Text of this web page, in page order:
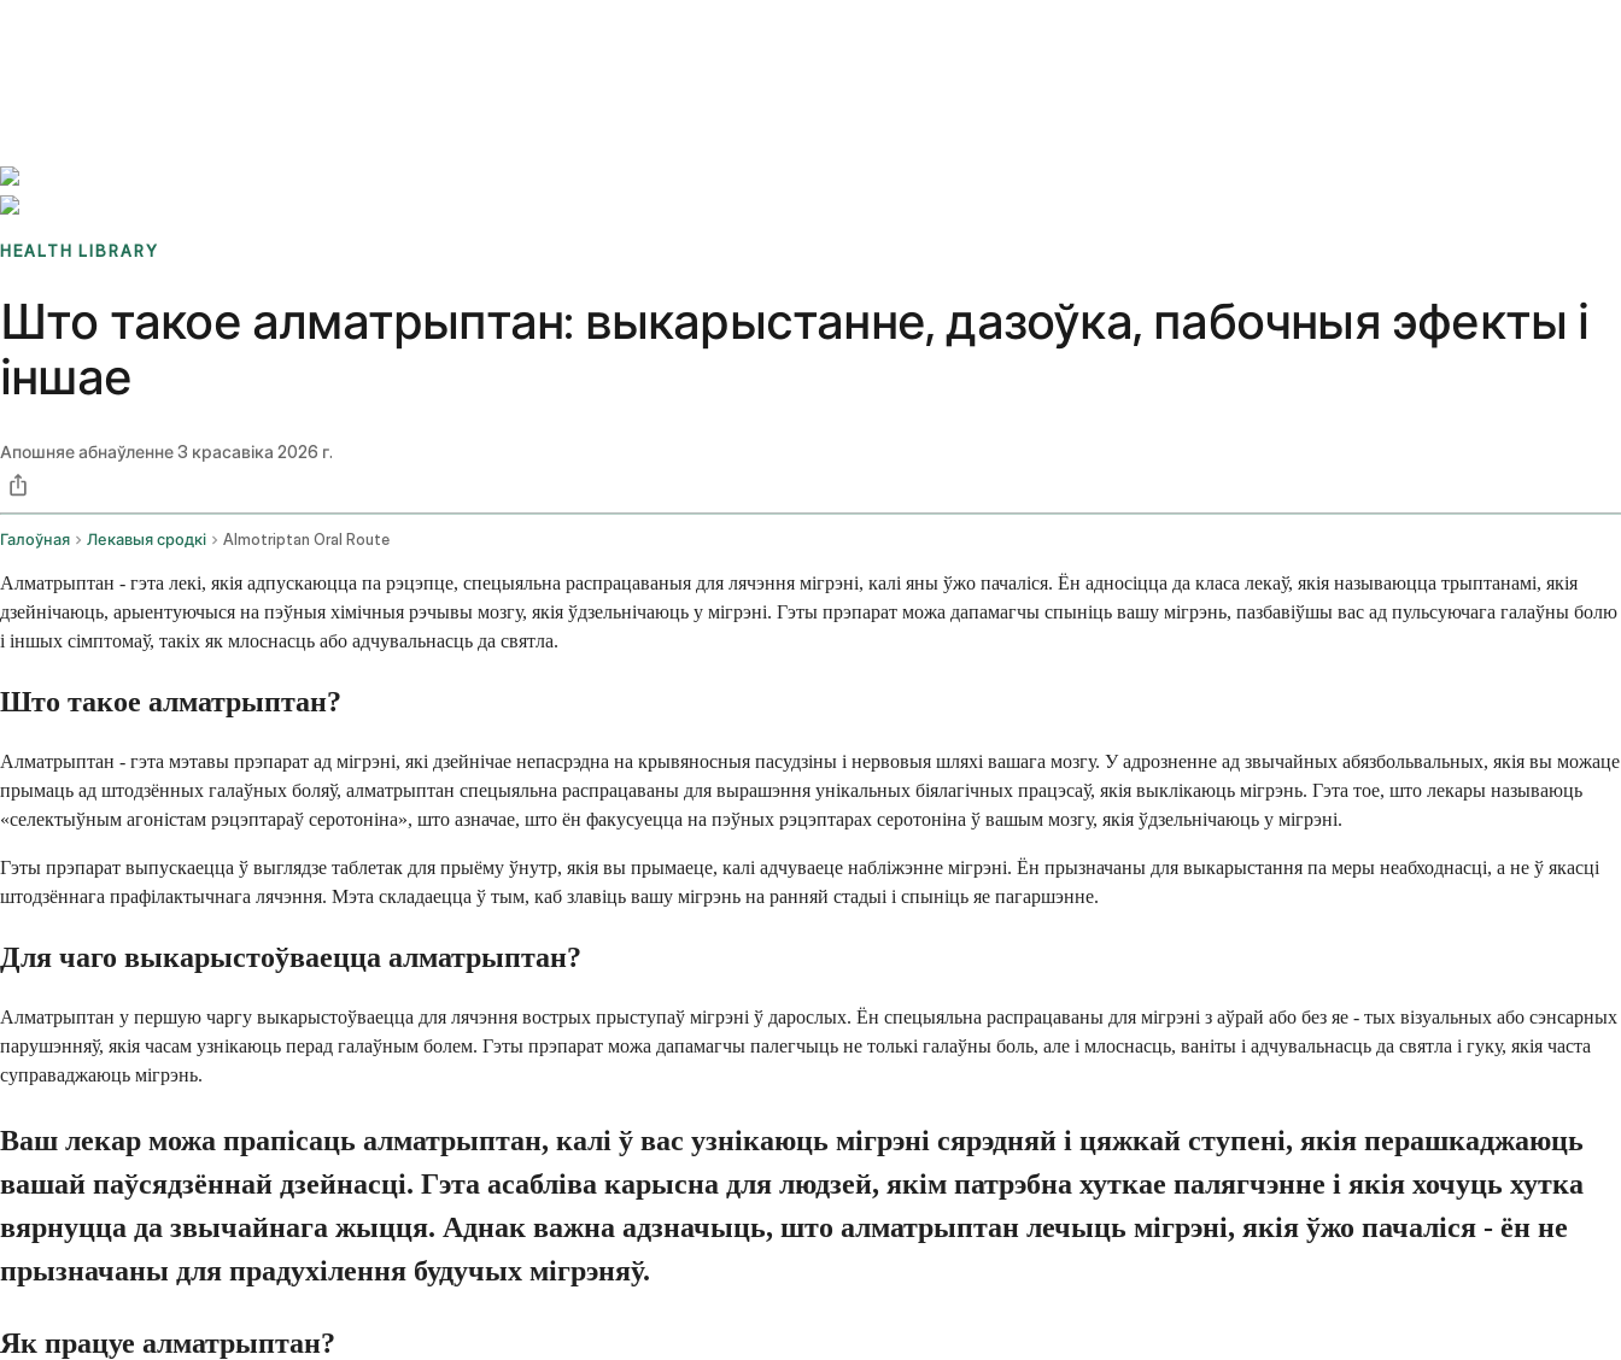
HEALTH LIBRARY
Што такое алматрыптан: выкарыстанне, дазоўка, пабочныя эфекты і
іншае
Апошняе абнаўленне3 красавіка 2026 г.
Галоўная Лекавыя сродкі Almotriptan Oral Route
Алматрыптан - гэта лекі, якія адпускаюцца па рэцэпце, спецыяльна распрацаваныя для лячэння мігрэні, калі яны ўжо пачаліся. Ён адносіцца да класа лекаў, якія называюцца трыптанамі, якія
дзейнічаюць, арыентуючыся на пэўныя хімічныя рэчывы мозгу, якія ўдзельнічаюць у мігрэні. Гэты прэпарат можа дапамагчы спыніць вашу мігрэнь, пазбавіўшы вас ад пульсуючага галаўны болю
і іншых сімптомаў, такіх як млоснасць або адчувальнасць да святла.
Што такое алматрыптан?
Алматрыптан - гэта мэтавы прэпарат ад мігрэні, які дзейнічае непасрэдна на крывяносныя пасудзіны і нервовыя шляхі вашага мозгу. У адрозненне ад звычайных абязбольвальных, якія вы можаце
прымаць ад штодзённых галаўных боляў, алматрыптан спецыяльна распрацаваны для вырашэння унікальных біялагічных працэсаў, якія выклікаюць мігрэнь. Гэта тое, што лекары называюць
«селектыўным агоністам рэцэптараў серотоніна», што азначае, што ён факусуецца на пэўных рэцэптарах серотоніна ў вашым мозгу, якія ўдзельнічаюць у мігрэні.
Гэты прэпарат выпускаецца ў выглядзе таблетак для прыёму ўнутр, якія вы прымаеце, калі адчуваеце набліжэнне мігрэні. Ён прызначаны для выкарыстання па меры неабходнасці, а не ў якасці
штодзённага прафілактычнага лячэння. Мэта складаецца ў тым, каб злавіць вашу мігрэнь на ранняй стадыі і спыніць яе пагаршэнне.
Для чаго выкарыстоўваецца алматрыптан?
Алматрыптан у першую чаргу выкарыстоўваецца для лячэння вострых прыступаў мігрэні ў дарослых. Ён спецыяльна распрацаваны для мігрэні з аўрай або без яе - тых візуальных або сэнсарных
парушэнняў, якія часам узнікаюць перад галаўным болем. Гэты прэпарат можа дапамагчы палегчыць не толькі галаўны боль, але і млоснасць, ваніты і адчувальнасць да святла і гуку, якія часта
суправаджаюць мігрэнь.
Ваш лекар можа прапісаць алматрыптан, калі ў вас узнікаюць мігрэні сярэдняй і цяжкай ступені, якія перашкаджаюць
вашай паўсядзённай дзейнасці. Гэта асабліва карысна для людзей, якім патрэбна хуткае палягчэнне і якія хочуць хутка
вярнуцца да звычайнага жыцця. Аднак важна адзначыць, што алматрыптан лечыць мігрэні, якія ўжо пачаліся - ён не
прызначаны для прадухілення будучых мігрэняў.
Як працуе алматрыптан?